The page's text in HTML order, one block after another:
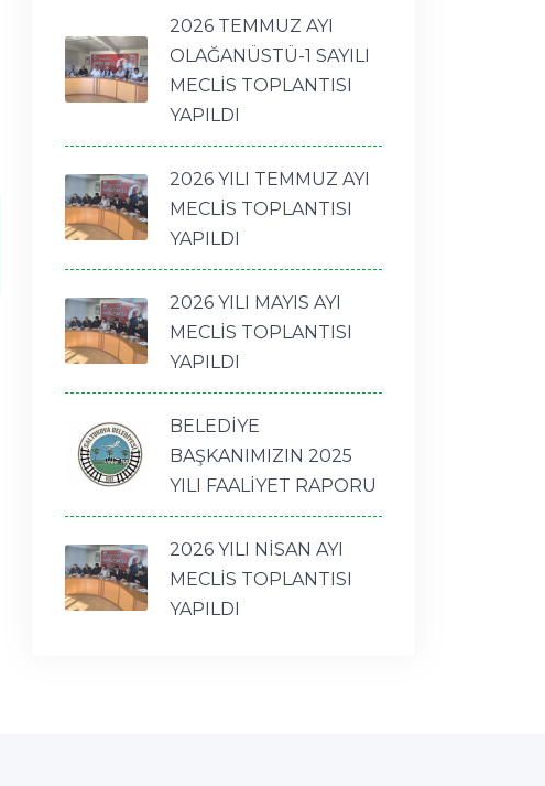
2026 TEMMUZ AYI
OLAĞANÜSTÜ-1 SAYILI
MECLİS TOPLANTISI
YAPILDI
2026 YILI TEMMUZ AYI
MECLİS TOPLANTISI
YAPILDI
2026 YILI MAYIS AYI
MECLİS TOPLANTISI
YAPILDI
BELEDİYE
BAŞKANIMIZIN 2025
YILI FAALİYET RAPORU
2026 YILI NİSAN AYI
MECLİS TOPLANTISI
YAPILDI